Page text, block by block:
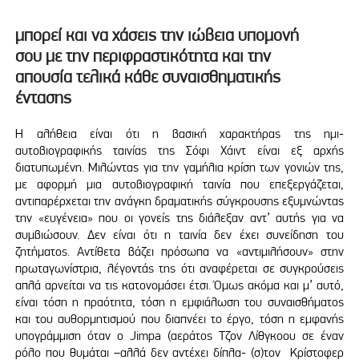
μπορεί και να χάσεις την ιώβεια υπομονή
σου με την περιφραστικότητα και την
απουσία τελικά κάθε συναισθηματικής
έντασης
Η αλήθεια είναι ότι η βασική χαρακτήρας της ημι-
αυτοβιογραφικής ταινίας της Σόφι Χάιντ είναι εξ αρχής
διατυπωμένη. Μιλώντας για την γαμήλια κρίση των γονιών της,
με αφορμή μια αυτοβιογραφική ταινία που επεξεργάζεται,
αντιπαρέρχεται την ανάγκη δραματικής σύγκρουσης εξυμνώντας
την «ευγένεια» που οι γονείς της διάλεξαν αντ’ αυτής για να
συμβιώσουν. Δεν είναι ότι η ταινία δεν έχει συνείδηση του
ζητήματος. Αντίθετα βάζει πρόσωπα να «αντιμιλήσουν» στην
πρωταγωνίστρια, λέγοντάς της ότι αναφέρεται σε συγκρούσεις
απλά αρνείται να τις κατονομάσει έτσι. Όμως ακόμα και μ’ αυτό,
είναι τόση η πραότητα, τόση η εμφιάλωση του συναισθήματος
και του αυθορμητισμού που διαπνέει το έργο, τόση η εμφανής
υπογράμμιση όταν ο Jimpa (αεράτος Τζον Λίθγκοου σε έναν
ρόλο που θυμάται –αλλά δεν αντέχει δίπλα- (σ)τον Κρίστοφερ